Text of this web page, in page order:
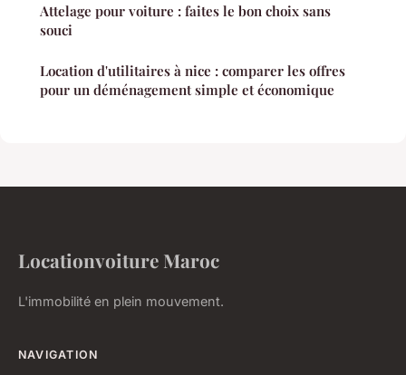
Attelage pour voiture : faites le bon choix sans
souci
Location d'utilitaires à nice : comparer les offres
pour un déménagement simple et économique
Locationvoiture Maroc
L'immobilité en plein mouvement.
NAVIGATION